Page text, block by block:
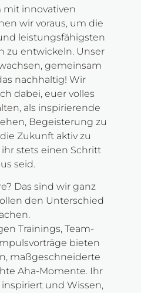
mit innovativen
wir voraus, um die
leistungsfähigsten
zu entwickeln. Unser
gemeinsam
nachhaltig! Wir
dabei, euer volles
als inspirierende
Begeisterung zu
Zukunft aktiv zu
stets einen Schritt
seid.
Das sind wir ganz
den Unterschied
Trainings, Team-
bieten
maßgeschneiderte
Aha-Momente. Ihr
und Wissen,